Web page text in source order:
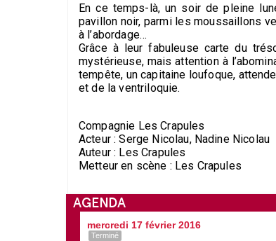
En ce temps-là, un soir de pleine
pavillon noir, parmi les moussaillons
à l’abordage…
Grâce à leur fabuleuse carte du
mystérieuse, mais attention à
tempête, un capitaine loufoque,
et de la ventriloquie.
Compagnie Les Crapules
Acteur : Serge Nicolau, Nadine Nicolau
Auteur : Les Crapules
Metteur en scène : Les Crapules
AGENDA
mercredi 17 février 2016
Terminé